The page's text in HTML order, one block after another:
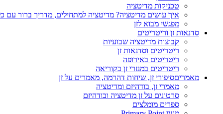
טכניקות מדיטציה
איך עושים מדיטציה? מדיטציה למתחילים, מדריך ברור עם
מפגשי מבוא לזן
סדנאות זן וריטריטים
קבוצות מדיטציה שבועיות
ריטריטים וסדנאות זן
ריטריטים באירופה
ריטריטים במנזרי זן בקוריאה
מאמריםסיפורי זן, שיחות דהרמה, מאמרים על זן
מאמרי זן, בודהיזם ומדיטציה
סרטונים על זן מדיטציה ובודהיזם
ספרים מומלצים